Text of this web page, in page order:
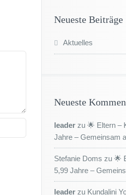
Neueste Beiträge
Aktuelles
Neueste
leader zu 🌟 Eltern –
Jahre – Gemeinsam
Stefanie Doms zu 🌟
5,99 Jahre –
leader zu Kundalini